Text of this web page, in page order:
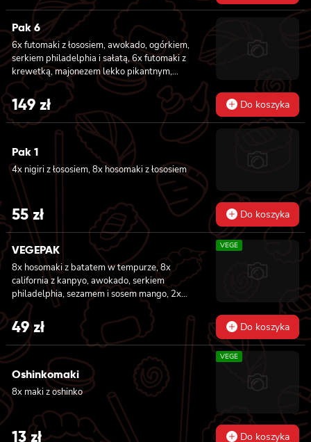
pikantnym i sezamem owinięta krewetką, 8x
california z krewetką w tempurze, ogórkiem,
majonezem lekko pikantnym, sosem teriyaki i
sezamem owinięta węgorzem i awokado
Pak 6
6x futomaki z łososiem, awokado, ogórkiem,
serkiem philadelphia i sałatą, 6x futomaki z
krewetką, majonezem lekko pikantnym,
ogórkiem i sałatą, 6x futomaki z tatarem z
łososia lekko pikantnym, ogórkiem, awokado,
kanpyo, sałatą, masago, szczepiorek, sezam,
8x hosomaki z łososiem, 8x california z
krewetką w tempurze, majonezem lekko
pikantnym, ogórkiem, sezamem i masago, 8x
california z łososiem, ogórkiem, serkiem
philadelphia, awokado i masago
149 zł Do koszyka
Pak 1
4x nigiri z łososiem, 8x hosomaki z łososiem
55zł Do koszyka
VEGEPAK
8x hosomaki z batatem w tempurze, 8x
california z kanpyo, awokado, serkiem
philadelphia, sezamem i sosem mango, 2x
nigiri z awokado i sosem mango
VEGE
49zł Do koszyka
Oshinkomaki
8x maki z oshinko
VEGE
13zł Do koszyka